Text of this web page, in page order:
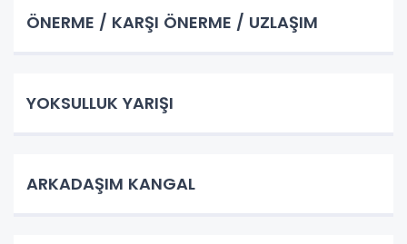
ÖNERME / KARŞI ÖNERME / UZLAŞIM
YOKSULLUK YARIŞI
ARKADAŞIM KANGAL